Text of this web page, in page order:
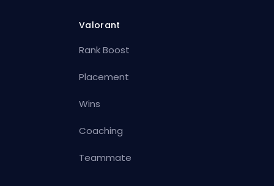
Valorant
Rank Boost
Placement
Wins
Coaching
Teammate